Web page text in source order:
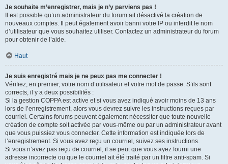
Je souhaite m’enregistrer, mais je n’y parviens pas !
Il est possible qu’un administrateur du forum ait désactivé la création de
nouveaux comptes. Il peut également avoir banni votre IP ou interdit le nom
d’utilisateur que vous souhaitez utiliser. Contactez un administrateur du forum
pour obtenir de l’aide.
Haut
Je suis enregistré mais je ne peux pas me connecter !
Vérifiez, en premier, votre nom d’utilisateur et votre mot de passe. S’ils sont
corrects, il y a deux possibilités :
Si la gestion COPPA est active et si vous avez indiqué avoir moins de 13 ans
lors de l’enregistrement, alors vous devrez suivre les instructions reçues par
courriel. Certains forums peuvent également nécessiter que toute nouvelle
création de compte soit activée par vous-même ou par un administrateur avant
que vous puissiez vous connecter. Cette information est indiquée lors de
l’enregistrement. Si vous avez reçu un courriel, suivez ses instructions.
Si vous n’avez pas reçu de courriel, il se peut que vous ayez fourni une
adresse incorrecte ou que le courriel ait été traité par un filtre anti-spam. Si